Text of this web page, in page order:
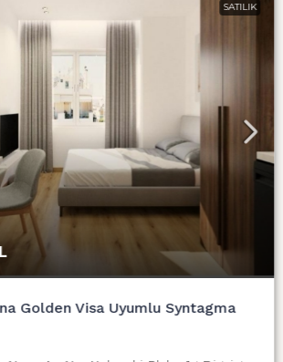
SATILIK
Golden Visa Uyumlu Syntagma